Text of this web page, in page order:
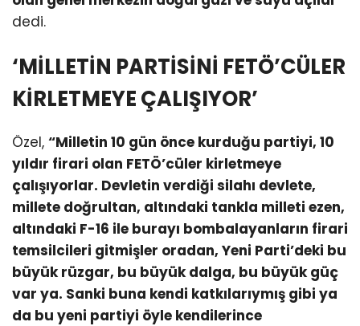
dedi.
‘MİLLETİN PARTİSİNİ FETÖ’CÜLER
KİRLETMEYE ÇALIŞIYOR’
Özel, “Milletin 10 gün önce kurduğu partiyi, 10
yıldır firari olan FETÖ’cüler kirletmeye
çalışıyorlar. Devletin verdiği silahı devlete,
millete doğrultan, altındaki tankla milleti ezen,
altındaki F-16 ile burayı bombalayanların firari
temsilcileri gitmişler oradan, Yeni Parti’deki bu
büyük rüzgar, bu büyük dalga, bu büyük güç
var ya. Sanki buna kendi katkılarıymış gibi ya
da bu yeni partiyi öyle kendilerince